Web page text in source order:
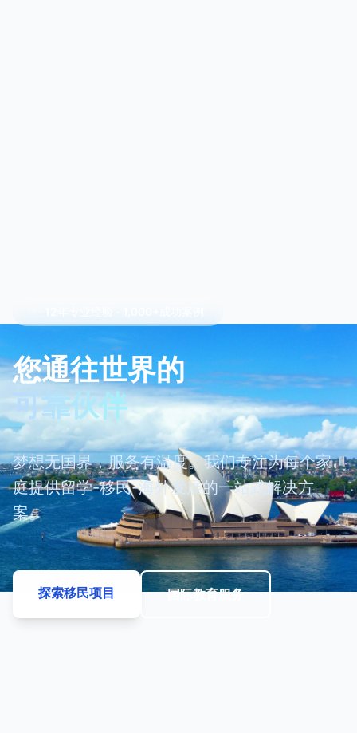
您通往世界的
可靠伙伴
AiEAC - 专注全球投资移民与国际教育留学服务
梦想无国界，服务有温度。我们专注为每个家
庭提供留学-移民-海外发展的一站式解决方
案。
探索移民项目 国际教育服务